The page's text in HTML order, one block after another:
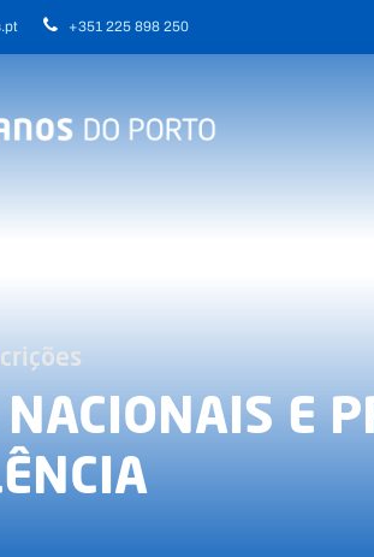
+351 225 898 250
E